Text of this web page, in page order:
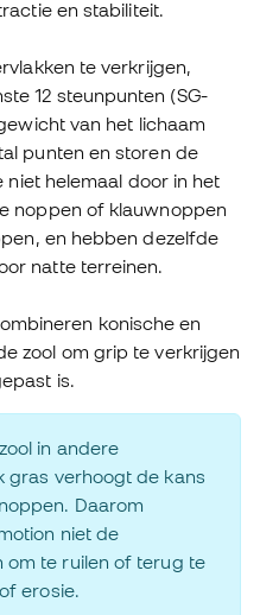
en stabiliteit.
te verkrijgen,
12 steunpunten (SG-
van het lichaam
punten en storen de
niet helemaal door in het
noppen of klauwnoppen
en hebben dezelfde
natte terreinen.
konische en
zool om grip te verkrijgen
is.
in andere
gras verhoogt de kans
Daarom
niet de
om te ruilen of terug te
erosie.